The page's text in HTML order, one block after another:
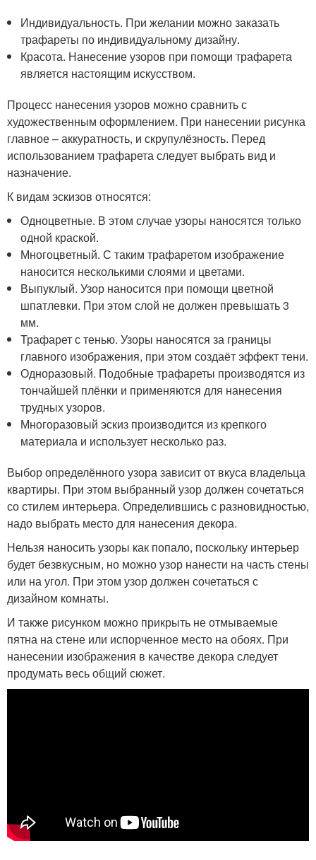
Индивидуальность. При желании можно заказать
трафареты по индивидуальному дизайну.
Красота. Нанесение узоров при помощи трафарета
является настоящим искусством.
Процесс нанесения узоров можно сравнить с
художественным оформлением. При нанесении рисунка
главное – аккуратность, и скрупулёзность. Перед
использованием трафарета следует выбрать вид и
назначение.
К видам эскизов относятся:
Одноцветные. В этом случае узоры наносятся только
одной краской.
Многоцветный. С таким трафаретом изображение
наносится несколькими слоями и цветами.
Выпуклый. Узор наносится при помощи цветной
шпатлевки. При этом слой не должен превышать 3
мм.
Трафарет с тенью. Узоры наносятся за границы
главного изображения, при этом создаёт эффект тени.
Одноразовый. Подобные трафареты производятся из
тончайшей плёнки и применяются для нанесения
трудных узоров.
Многоразовый эскиз производится из крепкого
материала и использует несколько раз.
Выбор определённого узора зависит от вкуса владельца
квартиры. При этом выбранный узор должен сочетаться
со стилем интерьера. Определившись с разновидностью,
надо выбрать место для нанесения декора.
Нельзя наносить узоры как попало, поскольку интерьер
будет безвкусным, но можно узор нанести на часть стены
или на угол. При этом узор должен сочетаться с
дизайном комнаты.
И также рисунком можно прикрыть не отмываемые
пятна на стене или испорченное место на обоях. При
нанесении изображения в качестве декора следует
продумать весь общий сюжет.